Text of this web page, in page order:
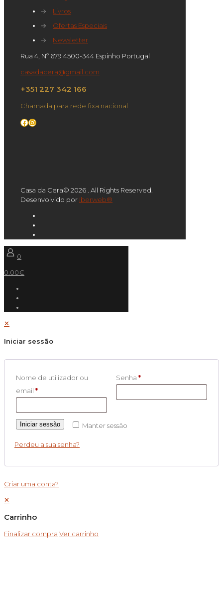
→
Livros
→
Ofertas Especiais
→
Newsletter
Rua 4, Nº 679 4500-344 Espinho Portugal
casadacera@gmail.com
+351 227 342 166
Chamada para rede fixa nacional
Facebook
Instagram
Casa da Cera© 2026 . All Rights Reserved.
Desenvolvido por Iberweb®
0
0.00€
✕
Iniciar sessão
Nome de utilizador ou
email *
Senha *
Manter sessão
Iniciar sessão
Perdeu a sua senha?
Criar uma conta?
✕
Carrinho
Finalizar compra Ver carrinho